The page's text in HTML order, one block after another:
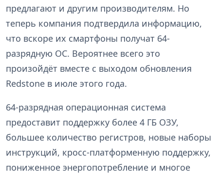
предлагают и другим производителям. Но
теперь компания подтвердила информацию,
что вскоре их смартфоны получат 64-
разрядную ОС. Вероятнее всего это
произойдёт вместе с выходом обновления
Redstone в июле этого года.
64-разрядная операционная система
предоставит поддержку более 4 ГБ ОЗУ,
большее количество регистров, новые наборы
инструкций, кросс-платформенную поддержку,
пониженное энергопотребление и многое